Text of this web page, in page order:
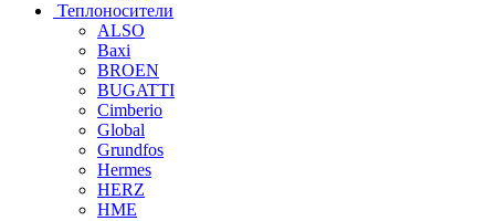
Теплоносители
ALSO
Baxi
BROEN
BUGATTI
Cimberio
Global
Grundfos
Hermes
HERZ
HME